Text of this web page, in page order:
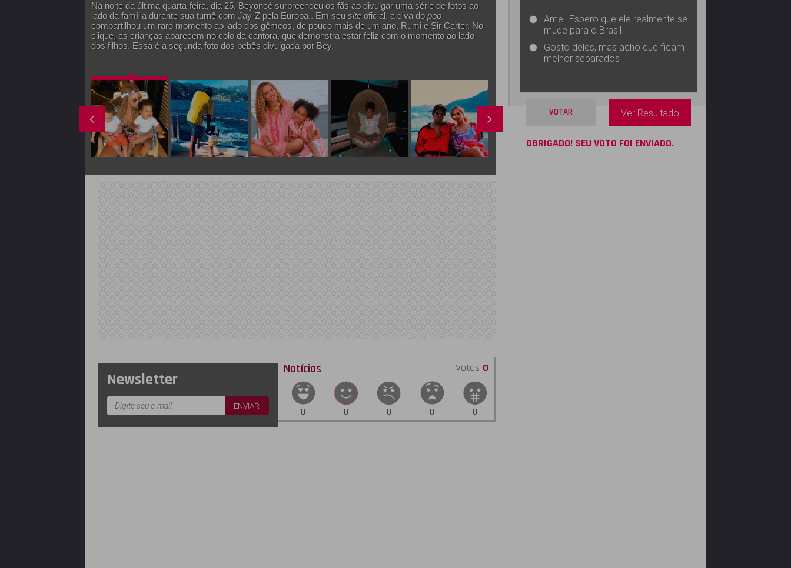
Na noite da última quarta-feira, dia 25, Beyoncé surpreendeu os fãs ao divulgar uma série de fotos ao
lado da família durante sua turnê com Jay-Z pela Europa.. Em seu siteoficial, a diva dopop
compartilhou um raro momento ao lado dos gêmeos, de pouco mais de um ano, Rumi e Sir Carter. No
clique, as crianças aparecem no colo da cantora, que demonstra estar feliz com o momento ao lado
dos filhos. Essa é a segunda foto dos bebês divulgada por Bey.
Newsletter
Notícias Votos 0
0 0 0 0 0
Amei! Espero que ele realmente se
mude para o Brasil
Gosto deles, mas acho que ficam
melhor separados
VOTAR Ver Resultado
OBRIGADO! SEU VOTO FOI ENVIADO.